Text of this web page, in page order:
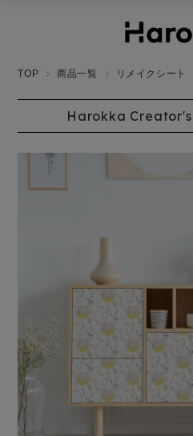
TOP 商品一覧 リメイクシート
Harokka